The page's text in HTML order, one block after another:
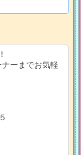
ーまでお気軽